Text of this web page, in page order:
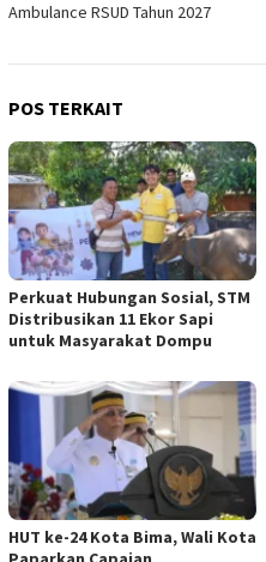
Ambulance RSUD Tahun 2027
POS TERKAIT
Perkuat Hubungan Sosial, STM
Distribusikan 11 Ekor Sapi
untuk Masyarakat Dompu
HUT ke-24 Kota Bima, Wali Kota